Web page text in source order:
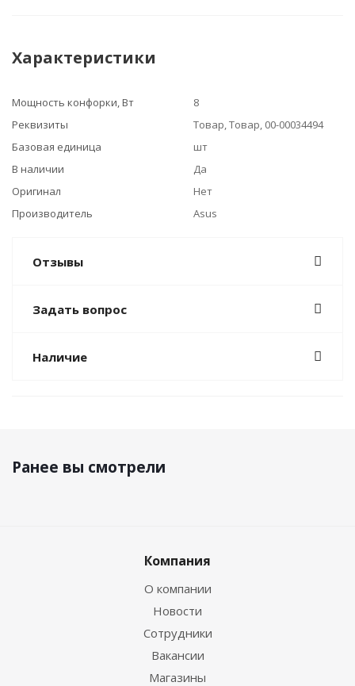
Характеристики
Мощность конфорки, Вт
8
Реквизиты
Товар, Товар, 00-00034494
Базовая единица
шт
В наличии
Да
Оригинал
Нет
Производитель
Asus
Отзывы
Задать вопрос
Наличие
Ранее вы смотрели
Компания
О компании
Новости
Сотрудники
Вакансии
Магазины